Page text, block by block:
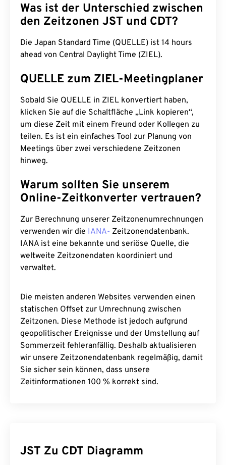
Was ist der Unterschied zwischen
den Zeitzonen JST und CDT?
Die Japan Standard Time (QUELLE) ist 14 hours
ahead von Central Daylight Time (ZIEL).
QUELLE zum ZIEL-Meetingplaner
Sobald Sie QUELLE in ZIEL konvertiert haben,
klicken Sie auf die Schaltfläche „Link kopieren“,
um diese Zeit mit einem Freund oder Kollegen zu
teilen. Es ist ein einfaches Tool zur Planung von
Meetings über zwei verschiedene Zeitzonen
hinweg.
Warum sollten Sie unserem
Online-Zeitkonverter vertrauen?
Zur Berechnung unserer Zeitzonenumrechnungen
verwenden wir die IANA- Zeitzonendatenbank.
IANA ist eine bekannte und seriöse Quelle, die
weltweite Zeitzonendaten koordiniert und
verwaltet.
Die meisten anderen Websites verwenden einen
statischen Offset zur Umrechnung zwischen
Zeitzonen. Diese Methode ist jedoch aufgrund
geopolitischer Ereignisse und der Umstellung auf
Sommerzeit fehleranfällig. Deshalb aktualisieren
wir unsere Zeitzonendatenbank regelmäßig, damit
Sie sicher sein können, dass unsere
Zeitinformationen 100 % korrekt sind.
JST Zu CDT Diagramm